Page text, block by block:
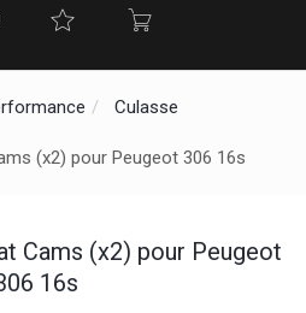
Culasse
(x2) pour Peugeot 306 16s
Cams (x2) pour Peugeot
16s